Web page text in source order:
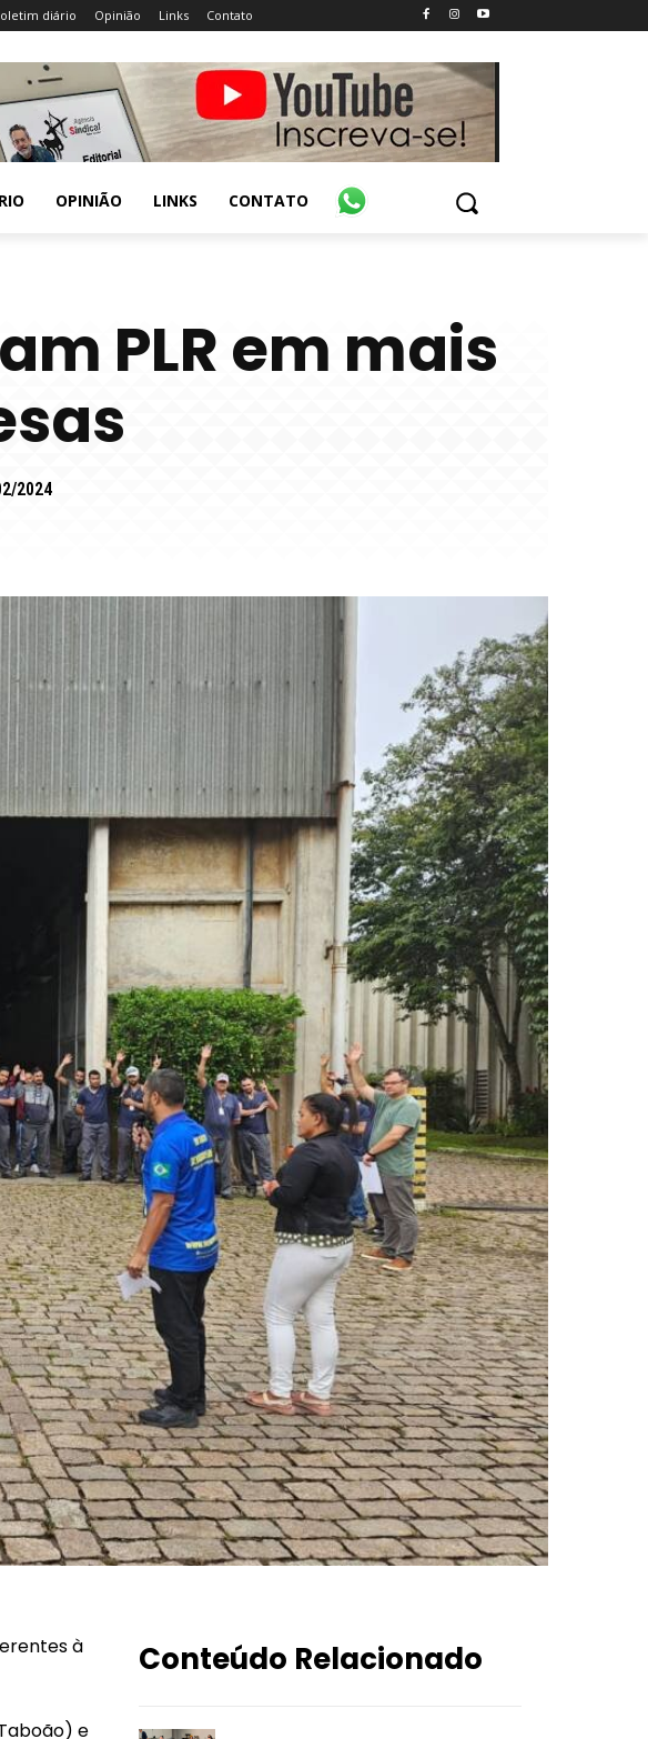
diário Opinião Links Contato
OPINIÃO LINKS CONTATO
PLR em mais
2024
à
e
Conteúdo Relacionado